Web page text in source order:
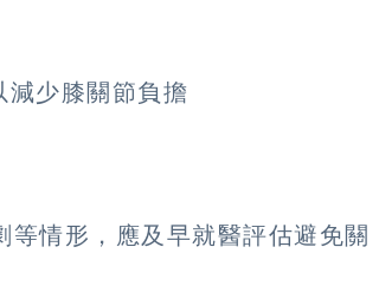
減少膝關節負擔
情形，應及早就醫評估避免關